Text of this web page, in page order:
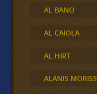
AL BANO
AL CAIOLA
AL HIRT
ALANIS